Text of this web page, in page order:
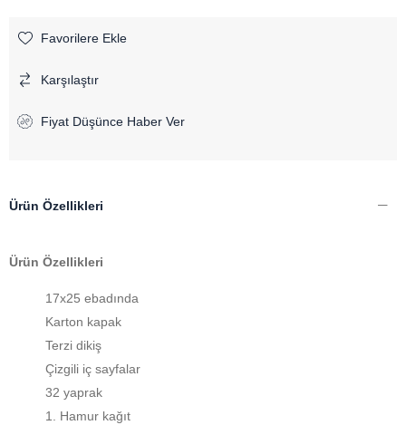
Favorilere Ekle
Karşılaştır
Fiyat Düşünce Haber Ver
Ürün Özellikleri
Ürün Özellikleri
17x25 ebadında
Karton kapak
Terzi dikiş
Çizgili iç sayfalar
32 yaprak
1. Hamur kağıt